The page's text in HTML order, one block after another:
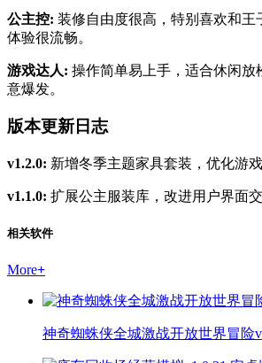
公主控: 装修自由度很高，特别喜欢和王
体验很流畅。
游戏达人: 操作简单易上手，适合休闲放
意爆发。
版本更新日志
v1.2.0: 新增冬季主题家具套装，优化游戏
v1.1.0: 扩展公主服装库，改进用户界面交
相关软件
More+
神奇蜘蛛侠全城激战开放世界冒险